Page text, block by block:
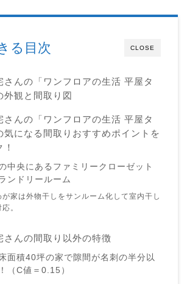
CLOSE
る目次
さんの「ワンフロアの生活 平屋タ
外観と間取り図
さんの「ワンフロアの生活 平屋タ
気になる間取りおすすめポイントを
中央にあるファミリークローゼット
ンドリールーム
が家は外物干しをサンルーム化して室内干し
。
さんの間取り以外の特徴
面積40坪の家で隙間が名刺の半分以
（C値＝0.15）